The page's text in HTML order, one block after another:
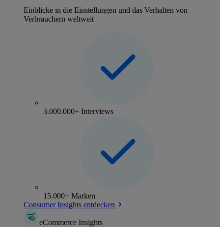
Einblicke in die Einstellungen und das Verhalten von
Verbrauchern weltweit
3.000.000+ Interviews
15.000+ Marken
Consumer Insights entdecken
eCommerce Insights